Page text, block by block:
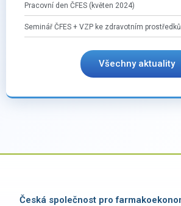
Pracovní den ČFES (květen 2024)
Seminář ČFES + VZP ke zdravotním
Všechny aktuality
Česká společnost pro